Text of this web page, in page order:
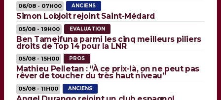
06/08 - 07H00 ANCIENS
Simon Lobjoit rejoint Saint-Médard
05/08 - 19H00 EVALUATION
Ben Tameifuna parmi les cinq meilleurs piliers
droits de Top 14 pour la LNR
05/08 - 15H00 PROS
Mathieu Pelletan : “À ce prix-là, on ne peut pas
rêver de toucher du très haut niveau”
05/08 - 11H00 ANCIENS